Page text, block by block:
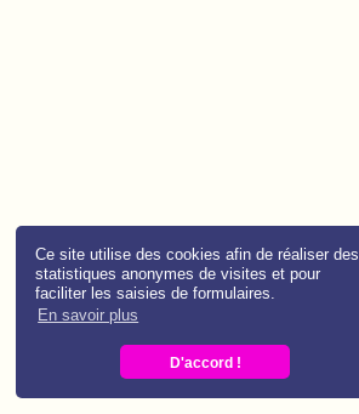
Ce site utilise des cookies afin de réaliser des
statistiques anonymes de visites et pour
faciliter les saisies de formulaires.
En savoir plus
D'accord !